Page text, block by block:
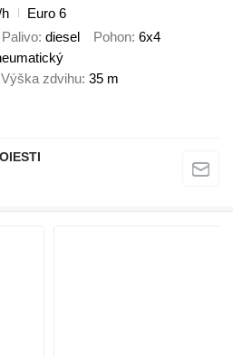
Euro 6
Palivo diesel Pohon 6x4
Výška zdvihu 35 m